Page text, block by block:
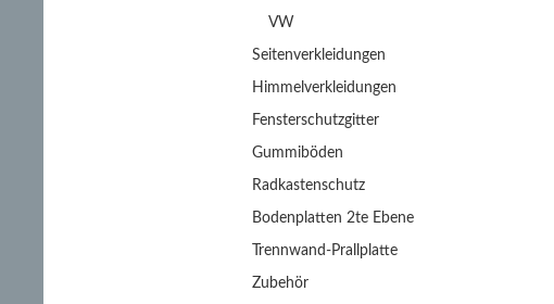
VW
Seitenverkleidungen
Himmelverkleidungen
Fensterschutzgitter
Gummiböden
Radkastenschutz
Bodenplatten 2te Ebene
Trennwand-Prallplatte
Zubehör